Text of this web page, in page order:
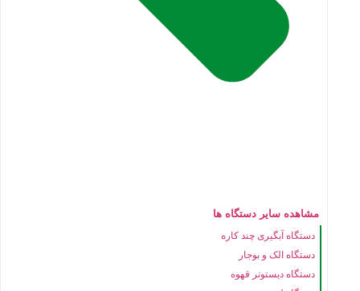
مشاهده سایر دستگاه ها
دستگاه آبگیری چند کاره
دستگاه الک و بوجار
دستگاه دیستونر قهوه